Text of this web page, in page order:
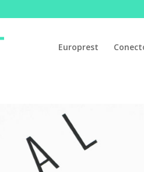
Europrest